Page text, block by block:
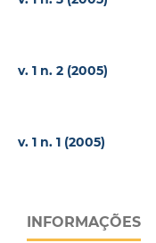
v. 1 n. 2 (2005)
v. 1 n. 1 (2005)
INFORMAÇÕES